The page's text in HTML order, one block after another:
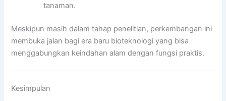
tanaman.
Meskipun masih dalam tahap penelitian, perkembangan ini
membuka jalan bagi era baru bioteknologi yang bisa
menggabungkan keindahan alam dengan fungsi praktis.
Kesimpulan